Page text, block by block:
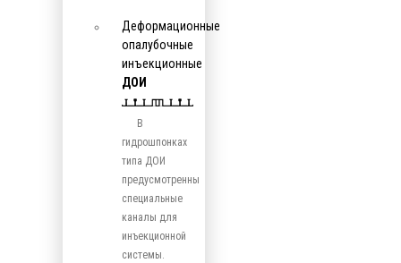
Деформационные
опалубочные
инъекционные
ДОИ
В
гидрошпонках
типа ДОИ
предусмотренны
специальные
каналы для
инъекционной
системы.